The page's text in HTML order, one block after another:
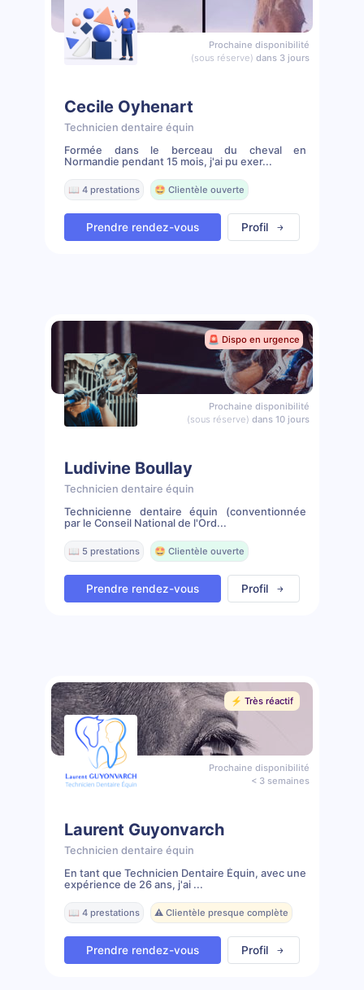
Prochaine disponibilité
(sous réserve) dans 3 jours
Cecile Oyhenart
Technicien dentaire équin
Formée dans le berceau du cheval en
Normandie pendant 15 mois, j'ai pu exer...
📖 4 prestations 🤩 Clientèle ouverte
Prendre rendez-vous Profil
🚨 Dispo en urgence
Prochaine disponibilité
(sous réserve) dans 10 jours
Ludivine Boullay
Technicien dentaire équin
Technicienne dentaire équin (conventionnée
par le Conseil National de l'Ord...
📖 5 prestations 🤩 Clientèle ouverte
Prendre rendez-vous Profil
⚡️ Très réactif
Prochaine disponibilité
< 3 semaines
Laurent Guyonvarch
Technicien dentaire équin
En tant que Technicien Dentaire Équin, avec une
expérience de 26 ans, j'ai ...
📖 4 prestations ⚠️ Clientèle presque complète
Prendre rendez-vous Profil